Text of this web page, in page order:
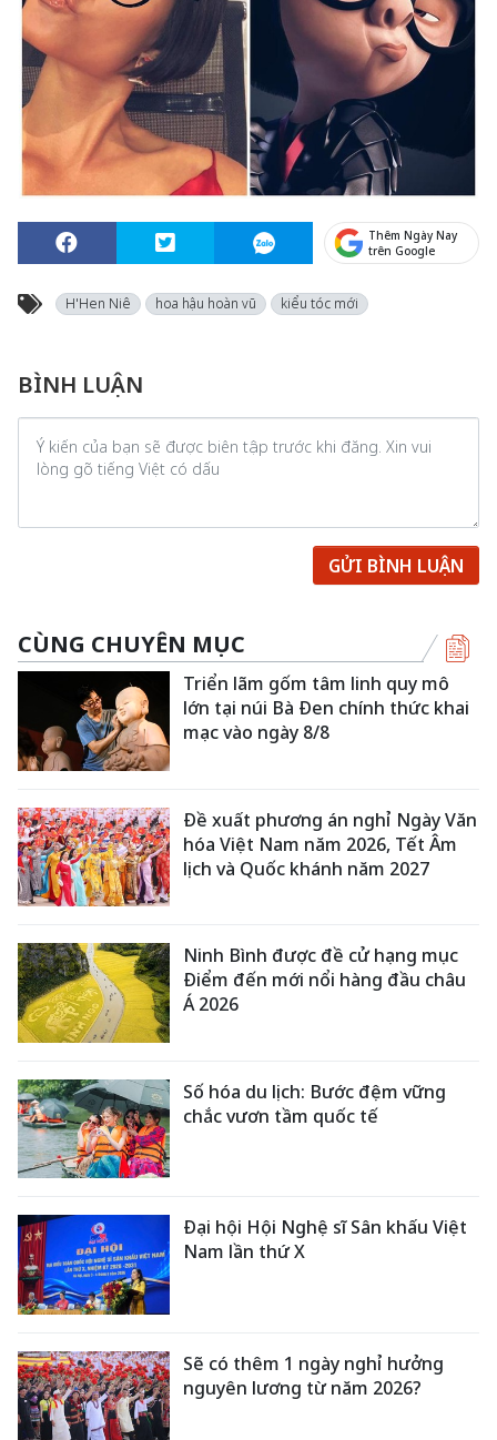
Thêm Ngày Nay
trên Google
H'Hen Niê hoa hậu hoàn vũ kiểu tóc mới
BÌNH LUẬN
GỬI BÌNH LUẬN
CÙNG CHUYÊN MỤC
Triển lãm gốm tâm linh quy mô
lớn tại núi Bà Đen chính thức khai
mạc vào ngày 8/8
Đề xuất phương án nghỉ Ngày Văn
hóa Việt Nam năm 2026, Tết Âm
lịch và Quốc khánh năm 2027
Ninh Bình được đề cử hạng mục
Điểm đến mới nổi hàng đầu châu
Á 2026
Số hóa du lịch: Bước đệm vững
chắc vươn tầm quốc tế
Đại hội Hội Nghệ sĩ Sân khấu Việt
Nam lần thứ X
Sẽ có thêm 1 ngày nghỉ hưởng
nguyên lương từ năm 2026?